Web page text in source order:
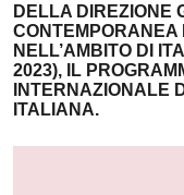
DELLA DIREZIONE
NELL’AMBITO DI
2023), IL
INTERNAZIONALE
ITALIANA.